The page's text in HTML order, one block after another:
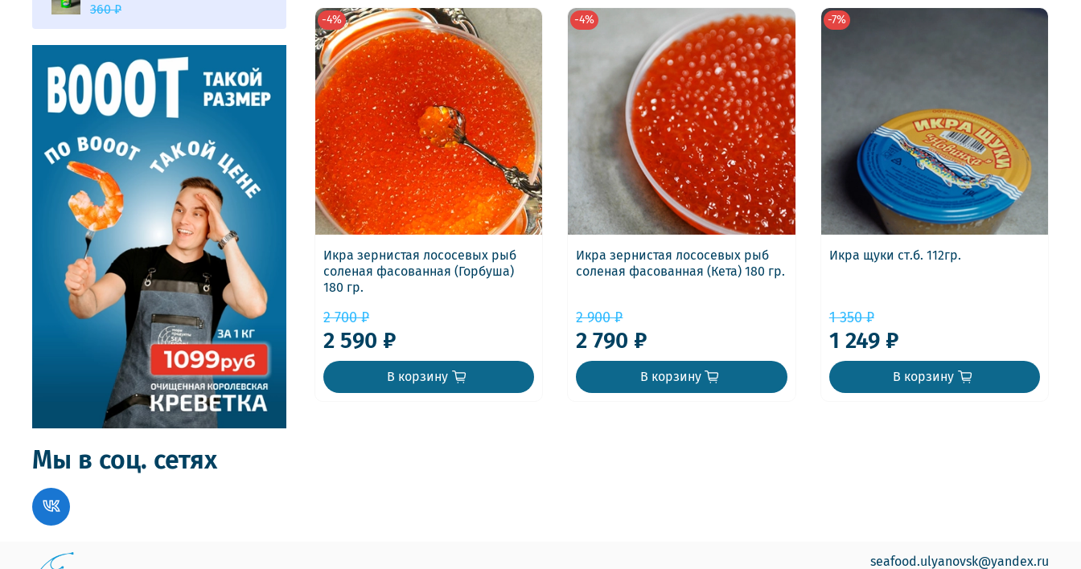
-4%
Икра зернистая лососевых рыб
соленая фасованная (Горбуша)
180 гр.
2 700 ₽
2 590 ₽
В корзину
-4%
Икра зернистая лососевых рыб
соленая фасованная (Кета) 180 гр.
2 900 ₽
2 790 ₽
В корзину
-7%
Икра щуки ст.б. 112гр.
1 350 ₽
1 249 ₽
В корзину
360 ₽
Мы в соц. сетях
seafood.ulyanovsk@yandex.ru